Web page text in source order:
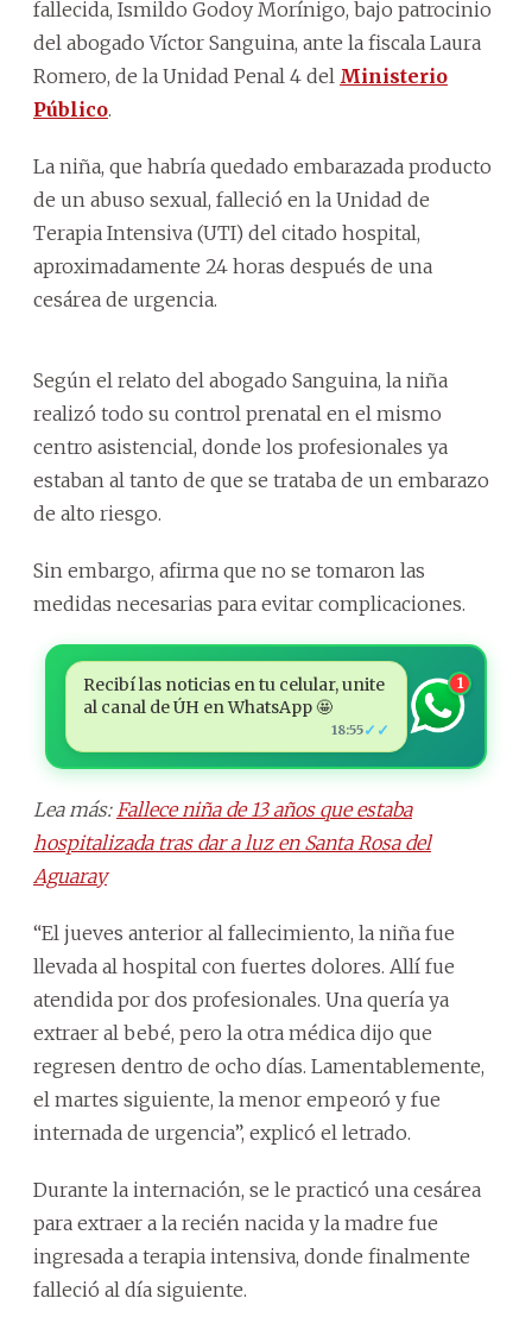
fallecida, Ismildo Godoy Morínigo, bajo patrocinio
del abogado Víctor Sanguina, ante la fiscala Laura
Romero, de la Unidad Penal 4 del Ministerio
Público.
La niña, que habría quedado embarazada producto
de un abuso sexual, falleció en la Unidad de
Terapia Intensiva (UTI) del citado hospital,
aproximadamente 24 horas después de una
cesárea de urgencia.
Según el relato del abogado Sanguina, la niña
realizó todo su control prenatal en el mismo
centro asistencial, donde los profesionales ya
estaban al tanto de que se trataba de un embarazo
de alto riesgo.
Sin embargo, afirma que no se tomaron las
medidas necesarias para evitar complicaciones.
Recibí las noticias en tu celular, unite
al canal de ÚH en WhatsApp 🤩
18:55✓✓
1
Lea más: Fallece niña de 13 años que estaba
hospitalizada tras dar a luz en Santa Rosa del
Aguaray
“El jueves anterior al fallecimiento, la niña fue
llevada al hospital con fuertes dolores. Allí fue
atendida por dos profesionales. Una quería ya
extraer al bebé, pero la otra médica dijo que
regresen dentro de ocho días. Lamentablemente,
el martes siguiente, la menor empeoró y fue
internada de urgencia”, explicó el letrado.
Durante la internación, se le practicó una cesárea
para extraer a la recién nacida y la madre fue
ingresada a terapia intensiva, donde finalmente
falleció al día siguiente.